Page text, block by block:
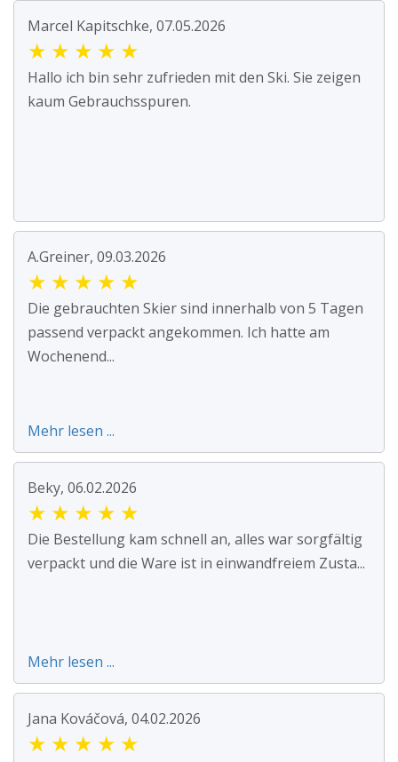
Marcel Kapitschke, 07.05.2026
★ ★ ★ ★ ★
Hallo ich bin sehr zufrieden mit den Ski. Sie zeigen
kaum Gebrauchsspuren.
A.Greiner, 09.03.2026
★ ★ ★ ★ ★
Die gebrauchten Skier sind innerhalb von 5 Tagen
passend verpackt angekommen. Ich hatte am
Wochenend...
Mehr lesen ...
Beky, 06.02.2026
★ ★ ★ ★ ★
Die Bestellung kam schnell an, alles war sorgfältig
verpackt und die Ware ist in einwandfreiem Zusta...
Mehr lesen ...
Jana Kováčová, 04.02.2026
★ ★ ★ ★ ★